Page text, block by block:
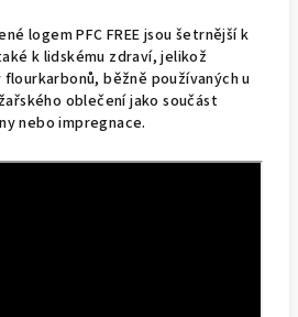
logem PFC FREE jsou šetrnější k
k lidskému zdraví, jelikož
běžně používaných u
oblečení jako součást
nebo impregnace.